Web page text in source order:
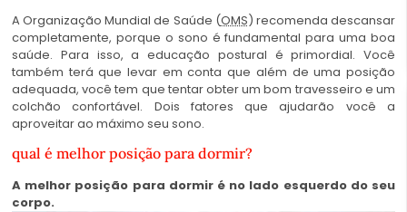
A Organização Mundial de Saúde (OMS) recomenda descansar
completamente, porque o sono é fundamental para uma boa
saúde. Para isso, a educação postural é primordial. Você
também terá que levar em conta que além de uma posição
adequada, você tem que tentar obter um bom travesseiro e um
colchão confortável. Dois fatores que ajudarão você a
aproveitar ao máximo seu sono.
qual é melhor posição para dormir?
A melhor posição para dormir é no lado esquerdo do seu
corpo.